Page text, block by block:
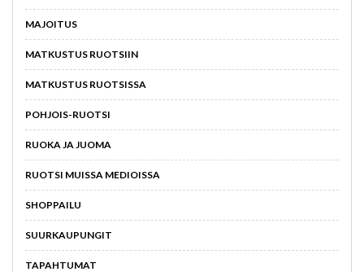
MAJOITUS
MATKUSTUS RUOTSIIN
MATKUSTUS RUOTSISSA
POHJOIS-RUOTSI
RUOKA JA JUOMA
RUOTSI MUISSA MEDIOISSA
SHOPPAILU
SUURKAUPUNGIT
TAPAHTUMAT